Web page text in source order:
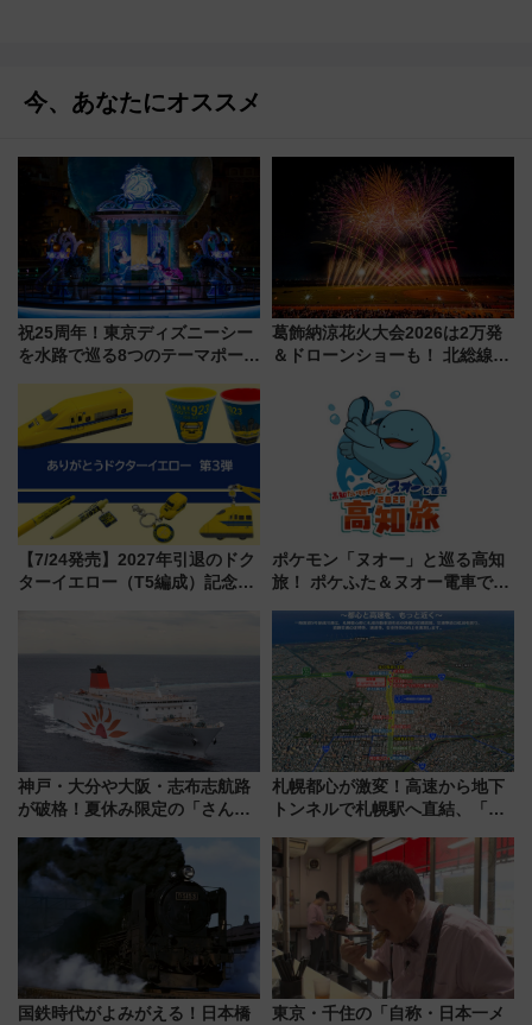
今、あなたにオススメ
祝25周年！東京ディズニーシー
を水路で巡る8つのテーマポート
葛飾納涼花火大会2026は2万発
＆ドローンショーも！ 北総線を
車、観覧スポット情報と周辺観
光まとめ（7/28開催）
【7/24発売】2027年引退のドク
ターイエロー（T5編成）記念グ
ポケモン「ヌオー」と巡る高知
旅！ ポケふた＆ヌオー電車で楽
路の絶景と絶品グルメを満喫！
（7月18日スタート）
神戸・大分や大阪・志布志航路
が破格！夏休み限定の「さんふ
ート 夕朝食ビュッフェ付きで
快適な船旅はいかが？
札幌都心が激変！高速から地下
トンネルで札幌駅へ直結、「創
から本格着工、延長4.8km整備
事業の全貌
国鉄時代がよみがえる！日本橋
東京・千住の「自称・日本一メ